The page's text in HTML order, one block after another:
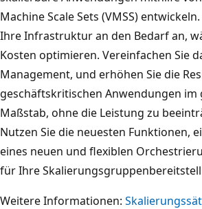
Machine Scale Sets (VMSS)
Ihre Infrastruktur an den Bedarf an,
Kosten optimieren. Vereinfachen Sie
Management, und erhöhen Sie die
geschäftskritischen Anwendungen im
Maßstab, ohne die Leistung zu
Nutzen Sie die neuesten Funktionen,
eines neuen und flexiblen
für Ihre
Weitere Informationen: